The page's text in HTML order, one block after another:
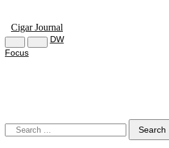
Cigar Journal
DW
Focus